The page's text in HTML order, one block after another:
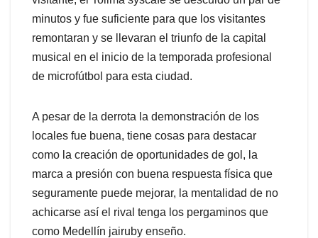
minutos y fue suficiente para que los visitantes
remontaran y se llevaran el triunfo de la capital
musical en el inicio de la temporada profesional
de microfútbol para esta ciudad.
A pesar de la derrota la demonstración de los
locales fue buena, tiene cosas para destacar
como la creación de oportunidades de gol, la
marca a presión con buena respuesta física que
seguramente puede mejorar, la mentalidad de no
achicarse así el rival tenga los pergaminos que
como Medellín jairuby enseño.